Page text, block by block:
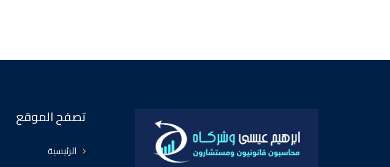
تصفح الموقع
الرئيسية